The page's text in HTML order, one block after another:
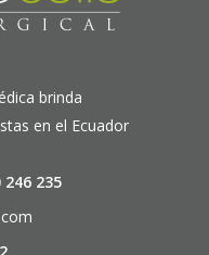
brinda
en el Ecuador
246 235